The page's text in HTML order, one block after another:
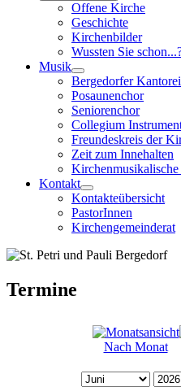
Offene Kirche
Geschichte
Kirchenbilder
Wussten Sie
Musik
Bergedorfer Kantorei
Posaunenchor
Seniorenchor
Collegium
Freundeskreis der
Zeit zum Innehalten
Kirchenmusikalische
Kontakt
Kontakteübersicht
PastorInnen
Kirchengemeinderat
Termine
Nach Monat